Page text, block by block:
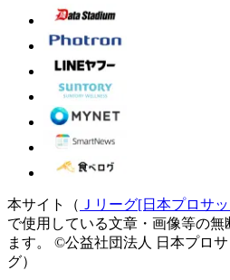
本サイト（ Ｊリーグ[日本プロサ
で使用している文章・画像等の
ます。
©公益社団法人 日本プロ
グ）